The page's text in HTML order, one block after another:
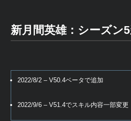
新月間英雄：シーズン
2022/8/2 – V50.4ベータで追加
2022/9/6 – V51.4でスキル内容一部変更